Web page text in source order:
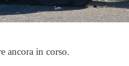
ancora in corso.